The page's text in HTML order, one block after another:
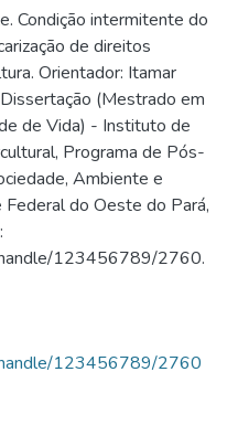
Condição intermitente do
de direitos
Orientador: Itamar
(Mestrado em
de Vida) - Instituto de
Programa de Pós-
Ambiente e
do Oeste do Pará,
123456789/2760.
123456789/2760